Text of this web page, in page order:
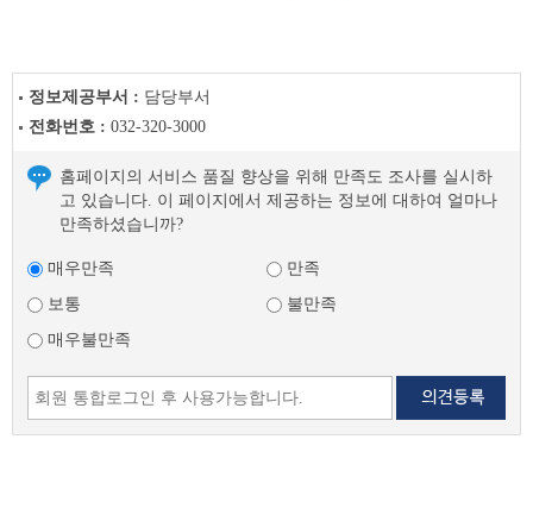
정보제공부서 : 담당부서
전화번호 : 032-320-3000
홈페이지의 서비스 품질 향상을 위해 만족도 조사를 실시하
고 있습니다. 이 페이지에서 제공하는 정보에 대하여 얼마나
만족하셨습니까?
매우만족
만족
보통
불만족
매우불만족